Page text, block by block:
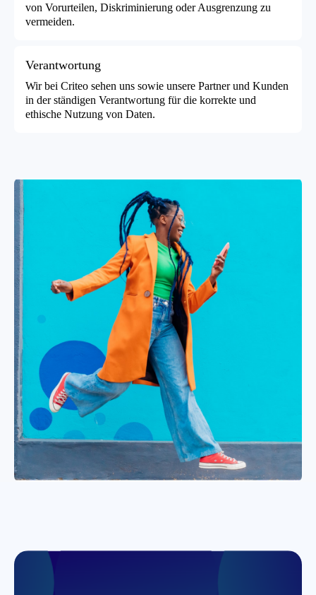
von Vorurteilen, Diskriminierung oder Ausgrenzung zu
vermeiden.
Verantwortung
Wir bei Criteo sehen uns sowie unsere Partner und Kunden
in der ständigen Verantwortung für die korrekte und
ethische Nutzung von Daten.